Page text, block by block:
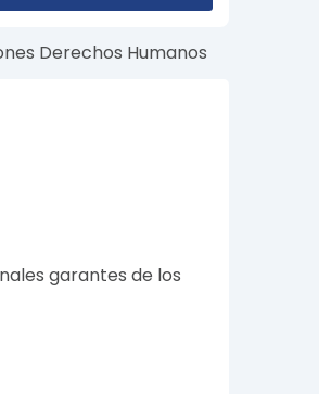
Derechos Humanos
garantes de los